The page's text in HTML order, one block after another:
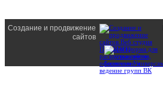
Создание и продвижение
сайтов